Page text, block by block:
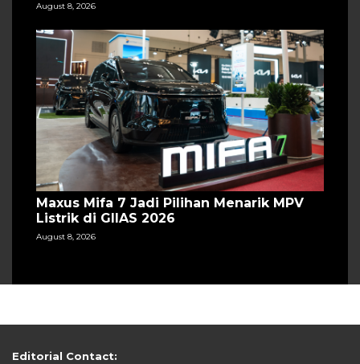
August 8, 2026
Maxus Mifa 7 Jadi Pilihan Menarik MPV
Listrik di GIIAS 2026
August 8, 2026
Editorial Contact: